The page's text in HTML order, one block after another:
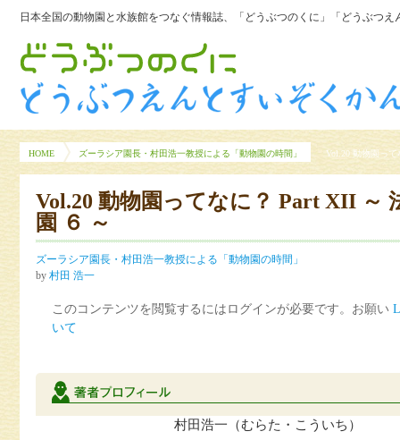
日本全国の動物園と水族館をつなぐ情報誌、「どうぶつのくに」「どうぶつえ
HOME ズーラシア園長・村田浩一教授による「動物園の時間」 Vol.20 動物園っ
Vol.20 動物園ってなに？ Part XII ～
園 ６ ～
ズーラシア園長・村田浩一教授による「動物園の時間」
by 村田 浩一
このコンテンツを閲覧するにはログインが必要です。お願い
いて
村田浩一（むらた・こういち）